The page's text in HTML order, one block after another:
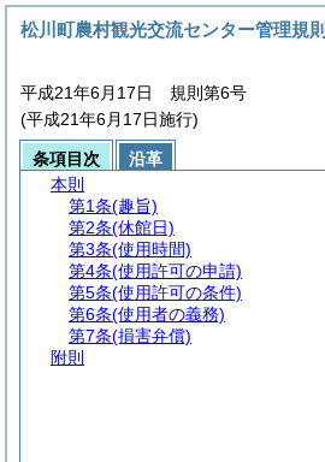
松川町農村観光交流センター管理規則
平成21年6月17日 規則第6号
(平成21年6月17日施行)
条項目次
沿革
本則
第1条(趣旨)
第2条(休館日)
第3条(使用時間)
第4条(使用許可の申請)
第5条(使用許可の条件)
第6条(使用者の義務)
第7条(損害弁償)
附則